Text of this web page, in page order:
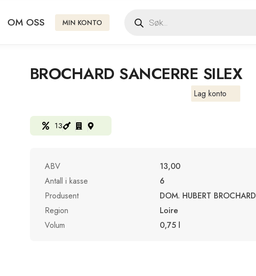
OM OSS MIN KONTO
BROCHARD SANCERRE SILEX
Lag konto
13
ABV
13,00
Antall i kasse
6
Produsent
DOM. HUBERT BROCHARD
Region
Loire
Volum
0,75 l